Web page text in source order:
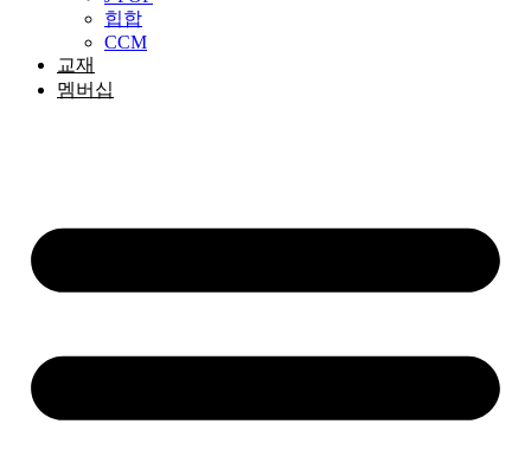
힙합
CCM
교재
멤버십